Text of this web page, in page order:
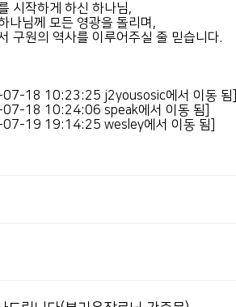
시작하게 하신 하나님,
나님께 모든 영광을 돌리며,
구원의 역사를 이루어주실 줄 믿습니다.
07-18 10:23:25 j2yousosic에서 이동 됨]
07-18 10:24:06 speak에서 이동 됨]
07-19 19:14:25 wesley에서 이동 됨]